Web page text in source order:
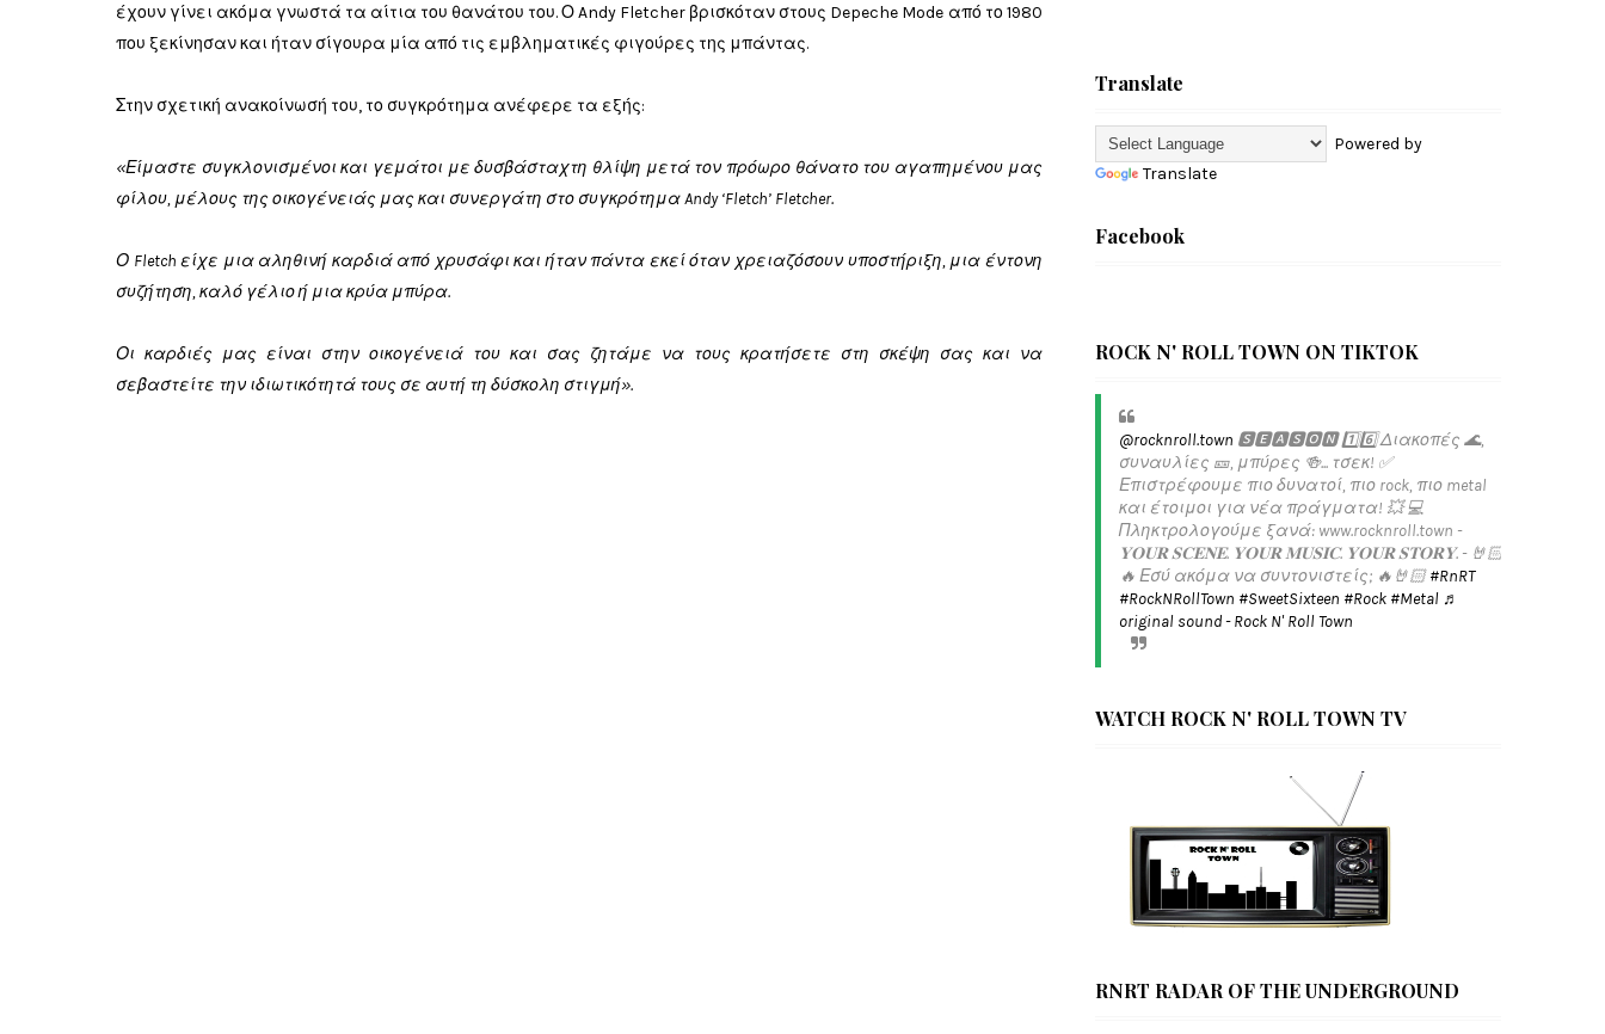
έχουν γίνει ακόμα γνωστά τα αίτια του θανάτου του. Ο Andy Fletcher βρισκόταν στους Depeche Mode από το 1980
που ξεκίνησαν και ήταν σίγουρα μία από τις εμβληματικές φιγούρες της μπάντας.
Στην σχετική ανακοίνωσή του, το συγκρότημα ανέφερε τα εξής:
«Είμαστε συγκλονισμένοι και γεμάτοι με δυσβάσταχτη θλίψη μετά τον πρόωρο θάνατο του αγαπημένου μας
φίλου, μέλους της οικογένειάς μας και συνεργάτη στο συγκρότημα Andy ‘Fletch’ Fletcher.
Ο Fletch είχε μια αληθινή καρδιά από χρυσάφι και ήταν πάντα εκεί όταν χρειαζόσουν υποστήριξη, μια έντονη
συζήτηση, καλό γέλιο ή μια κρύα μπύρα.
Οι καρδιές μας είναι στην οικογένειά του και σας ζητάμε να τους κρατήσετε στη σκέψη σας και να
σεβαστείτε την ιδιωτικότητά τους σε αυτή τη δύσκολη στιγμή».
Translate
Powered by
Translate
Facebook
ROCK N' ROLL TOWN ON TIKTOK
@rocknroll.town 🆂🅴🅰🆂🅾🅽 1️⃣6️⃣ Διακοπές 🌊,
συναυλίες 🎫, μπύρες 🍻... τσεκ! ✅️
Επιστρέφουμε πιο δυνατοί, πιο rock, πιο metal
και έτοιμοι για νέα πράγματα! 💥 💻
Πληκτρολογούμε ξανά: www.rocknroll.town -
𝐘𝐎𝐔𝐑 𝐒𝐂𝐄𝐍𝐄. 𝐘𝐎𝐔𝐑 𝐌𝐔𝐒𝐈𝐂. 𝐘𝐎𝐔𝐑 𝐒𝐓𝐎𝐑𝐘. - 🤘🏻
🔥 Εσύ ακόμα να συντονιστείς; 🔥🤘🏻#RnRT
#RockNRollTown #SweetSixteen #Rock #Metal ♬
original sound - Rock N' Roll Town
WATCH ROCK N' ROLL TOWN TV
RNRT RADAR OF THE UNDERGROUND